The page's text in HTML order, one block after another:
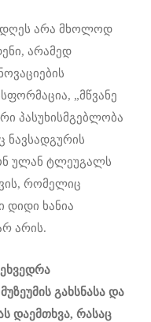
დღეს არა მხოლოდ
არამედ
„მწვანე
პასუხისმგებლობა
ნავსადგურის
ულან ტლეუგალს
რომელიც
დიდი ხანია
არის.
გახსნასა და
დაემთხვა, რასაც